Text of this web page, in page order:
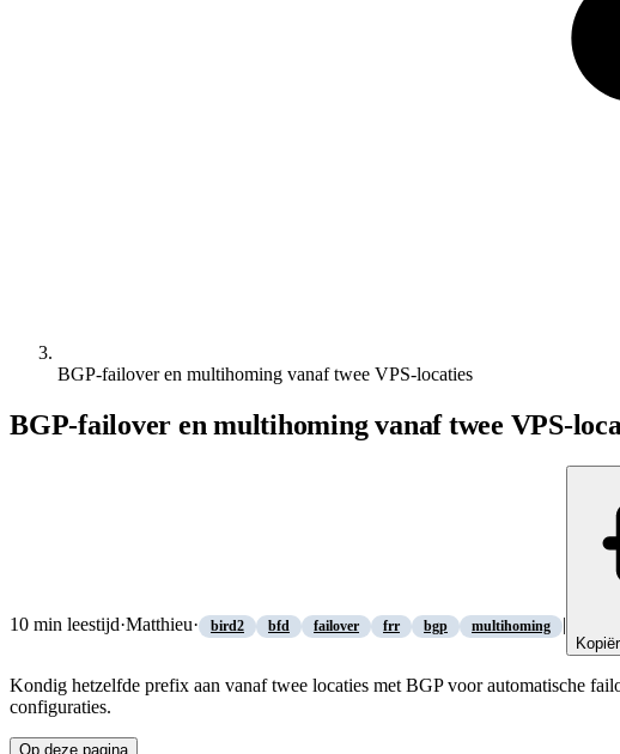
BGP-failover en multihoming vanaf twee VPS-locaties
BGP-failover en multihoming vanaf twee VPS-
10 min leestijd·Matthieu· bird2 bfd failover frr bgp multihoming |
Kondig hetzelfde prefix aan vanaf twee locaties met BGP voor automatische
configuraties.
Op deze pagina